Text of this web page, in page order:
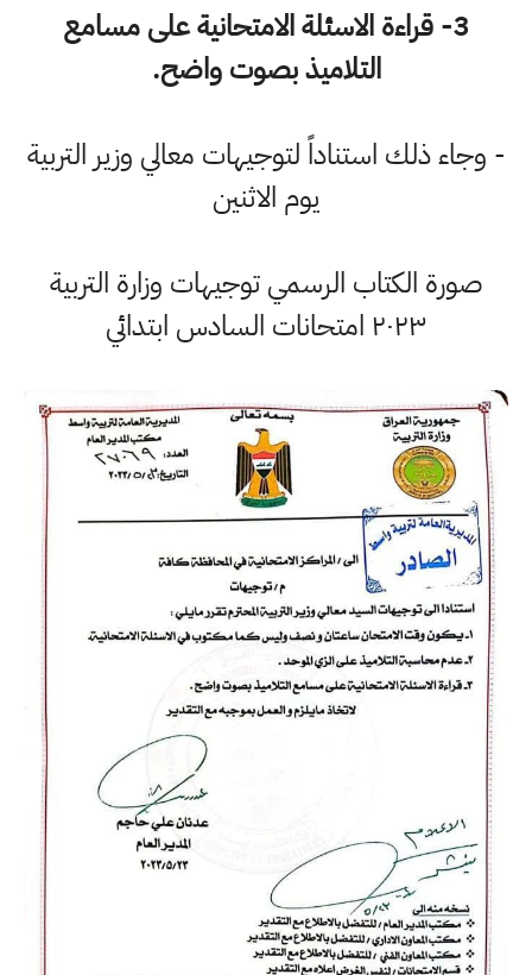
3- قراءة الاسئلة الامتحانية على مسامع
التلاميذ بصوت واضح.
- وجاء ذلك استناداً لتوجيهات معالي وزير التربية
يوم الاثنين
صورة الكتاب الرسمي توجيهات وزارة التربية
٢٠٢٣ امتحانات السادس ابتدائي